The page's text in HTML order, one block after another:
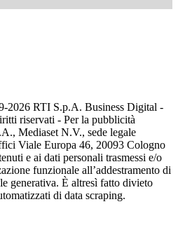
2026 RTI S.p.A. Business Digital -
riservati - Per la pubblicità
Mediaset N.V., sede legale
Viale Europa 46, 20093 Cologno
e ai dati personali trasmessi e/o
funzionale all’addestramento di
generativa. È altresì fatto divieto
di data scraping.